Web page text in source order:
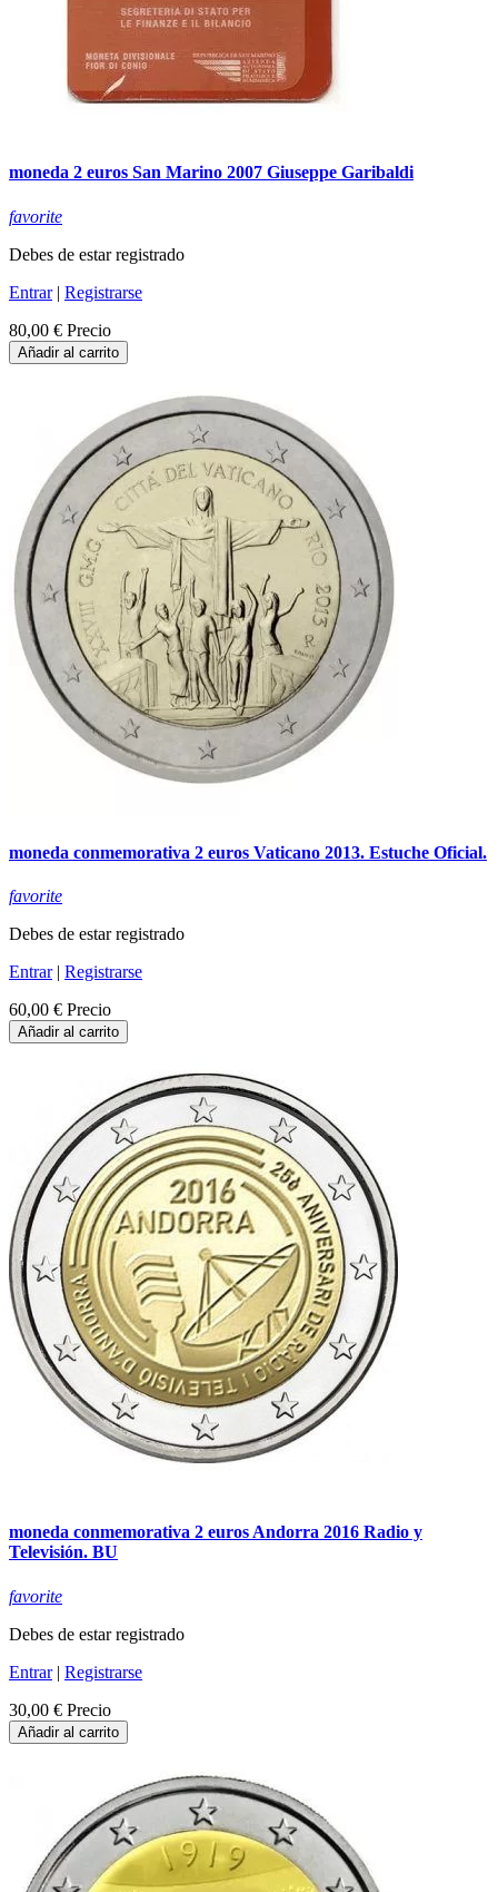
moneda 2 euros San Marino 2007 Giuseppe Garibaldi
favorite
Debes de estar registrado
Entrar| Registrarse
80,00 € Precio
Añadir al carrito
moneda conmemorativa 2 euros Vaticano 2013. Estuche Oficial.
favorite
Debes de estar registrado
Entrar| Registrarse
60,00 € Precio
Añadir al carrito
moneda conmemorativa 2 euros Andorra 2016 Radio y
Televisión. BU
favorite
Debes de estar registrado
Entrar| Registrarse
30,00 € Precio
Añadir al carrito